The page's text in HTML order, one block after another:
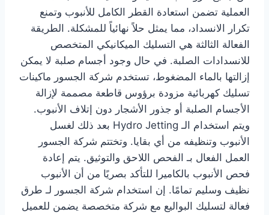
العملية تضمن استعادة القطر الكامل للأنبوب وتمنع
تكرار الانسداد، مما يمثل حلاً نهائياً للمشكلة. الطريقة
الفعالة الثالثة هي التسليك الميكانيكي المتخصص
للانسدادات الصلبة. في حال وجود أجسام صلبة لا يمكن
إزالتها بالماء المضغوط، تستخدم شركة الجسور ماكينات
تسليك كهربائية مزودة برؤوس قاطعة مصممة لإزالة
الأجسام الصلبة أو جذور الأشجار دون إتلاف الأنبوب.
ويتم استخدام الـ Hydro Jetting بعد ذلك لغسل
الأنبوب وتنظيفه من أي بقايا. وتختتم شركة الجسور
العمل الفعال بـ الفحص اللاحق والتوثيق. يتم إعادة
فحص الأنبوب بالكاميرا للتأكد بصريًا من أن الأنبوب
نظيف وسليم تمامًا. إن استخدام شركة الجسور لـ طرق
فعالة لتسليك البواليع مع شركة متخصصة يضمن للعميل